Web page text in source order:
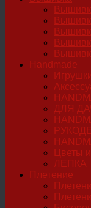
Handmade
ДЛЯ
Цветы
ЛЕПКА
Плетение